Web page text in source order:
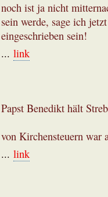
noch ist ja nicht
sein werde, sage ich
eingeschrieben sein!
... link
Papst Benedikt hält
von Kirchensteuern war
... link